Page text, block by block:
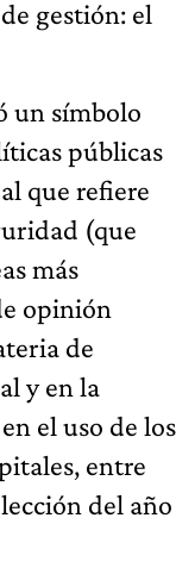
gestión: el
un símbolo
públicas
que refiere
(que
más
opinión
de
y en la
el uso de los
entre
del año